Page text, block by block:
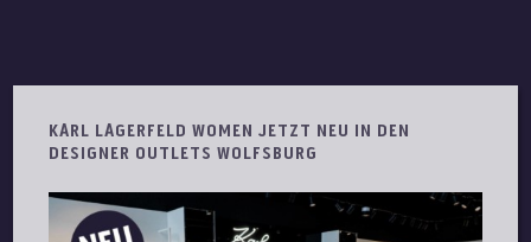
KARL LAGERFELD WOMEN JETZT NEU IN DEN
DESIGNER OUTLETS WOLFSBURG